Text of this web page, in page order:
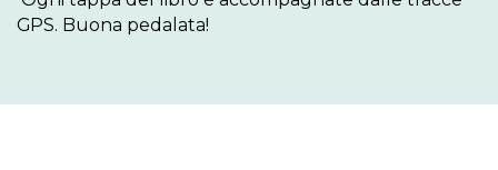
GPS. Buona pedalata!